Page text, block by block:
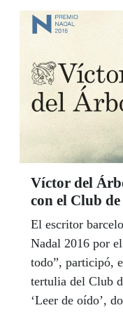
Víctor del
con el Club
El escritor
Nadal 2016 por
todo”, participó,
tertulia del Club
‘Leer de oído’,